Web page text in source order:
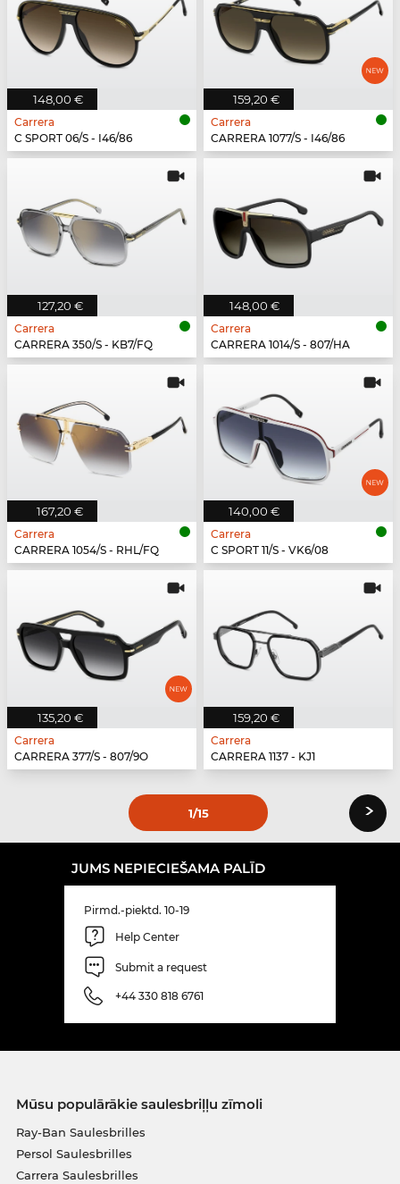
148,00 €
Carrera
C SPORT 06/S - I46/86
159,20 €
Carrera
CARRERA 1077/S - I46/86
127,20 €
Carrera
CARRERA 350/S - KB7/FQ
148,00 €
Carrera
CARRERA 1014/S - 807/HA
167,20 €
Carrera
CARRERA 1054/S - RHL/FQ
140,00 €
Carrera
C SPORT 11/S - VK6/08
135,20 €
Carrera
CARRERA 377/S - 807/9O
159,20 €
Carrera
CARRERA 1137 - KJ1
1/15 ›
JUMS NEPIECIEŠAMA PALĪD
Pirmd.-piektd. 10-19
Help Center
Submit a request
+44 330 818 6761
Mūsu populārākie saulesbriļļu zīmoli
Ray-Ban Saulesbrilles
Persol Saulesbrilles
Carrera Saulesbrilles